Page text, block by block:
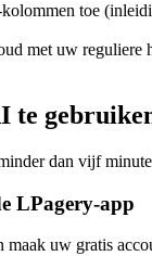
toe
met uw reguliere
te
dan vijf
LPagery-app
maak uw gratis